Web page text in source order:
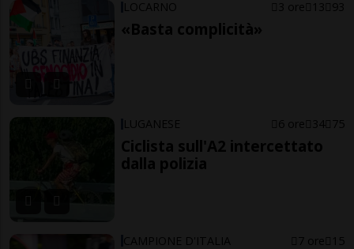
LOCARNO 3 ore 13 93
«Basta complicità»
LUGANESE 6 ore 34 75
Ciclista sull'A2 intercettato
dalla polizia
CAMPIONE D'ITALIA 7 ore 15